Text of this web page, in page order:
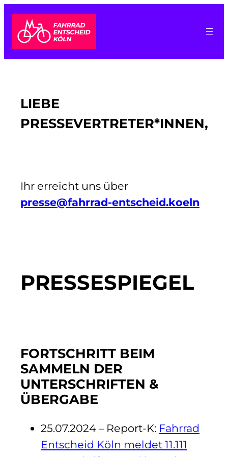
Zum
Inhalt
springen
LIEBE
PRESSEVERTRETER*INNEN,
Ihr erreicht uns über
presse@fahrrad-entscheid.koeln
PRESSESPIEGEL
FORTSCHRITT BEIM
SAMMELN DER
UNTERSCHRIFTEN &
ÜBERGABE
25.07.2024 – Report-K: Fahrrad
Entscheid Köln meldet 11.111